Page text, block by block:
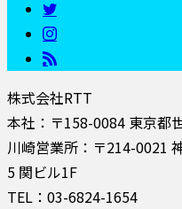
株式会社RTT
本社：〒158-0084 東京都
川崎営業所：〒214-0021
5 関ビル1F
TEL：03-6824-1654